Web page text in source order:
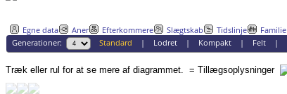
Egne data Aner Efterkommere Slægtskab Tidslinje Familie
Generationer:
Standard | Lodret| Kompakt| Felt|
Træk eller rul for at se mere af diagrammet. = Tillægsoplysninger